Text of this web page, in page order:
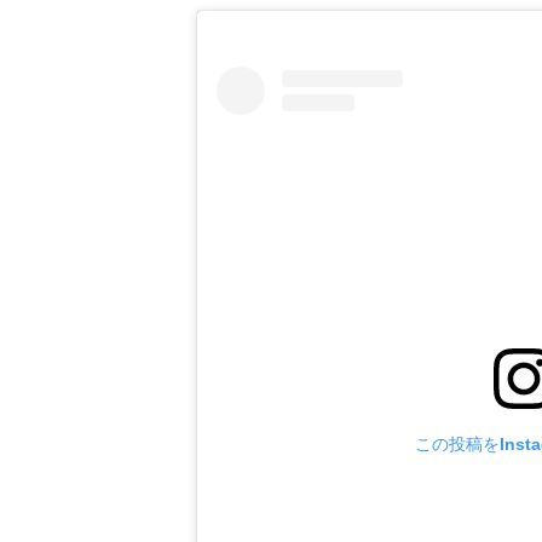
この投稿を